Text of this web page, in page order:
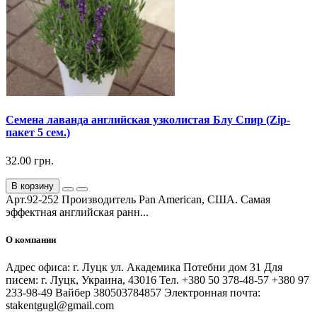
Семена лаванда английская узколистая Блу Спир (Zip-
пакет 5 сем.)
32.00 грн.
В корзину
Арт.92-252 Производитель Pan American, США. Самая
эффектная английская ранн...
О компании
Адрес офиса: г. Луцк ул. Академика Потебни дом 31 Для
писем: г. Луцк, Украина, 43016 Тел. +380 50 378-48-57 +380 97
233-98-49 Вайбер 380503784857 Электронная почта:
stakentgugl@gmail.com